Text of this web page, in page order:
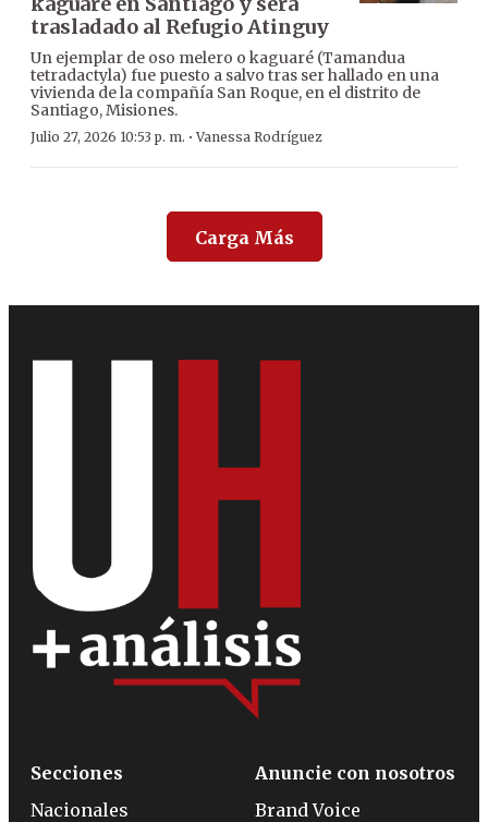
trasladado al Refugio Atinguy
Un ejemplar de oso melero o kaguaré (Tamandua
tetradactyla) fue puesto a salvo tras ser hallado en una
vivienda de la compañía San Roque, en el distrito de
Santiago, Misiones.
Julio 27, 2026 10:53 p. m. ·Vanessa Rodríguez
Carga Más
Secciones
Nacionales
Anuncie con nosotros
Brand Voice